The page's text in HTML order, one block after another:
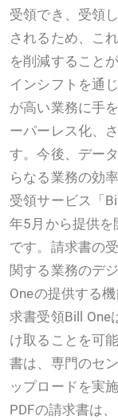
受領でき、受領
されるため、こ
を削減すること
インシフトを通
が高い業務に手
ーパーレス化、
す。今後、デー
らなる業務の効
受領サービス「
年5月から提供を
です。請求書の
関する業務のデ
Oneの提供する
求書受領Bill One
け取ることを可
書は、専門のセ
ップロードを実
PDFの請求書は